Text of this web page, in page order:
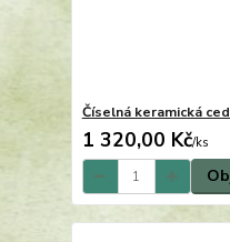
Číselná keramická
1 320,00 Kč/ks